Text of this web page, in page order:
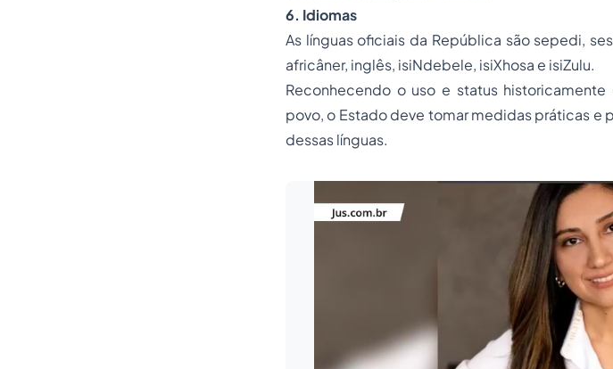
6. Idiomas
As línguas oficiais da República são sepedi,
africâner, inglês, isiNdebele, isiXhosa e isiZulu.
Reconhecendo o uso e status
povo, o Estado deve tomar medidas práticas e
dessas línguas.